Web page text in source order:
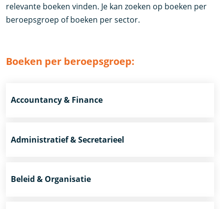
relevante boeken vinden. Je kan zoeken op boeken per
beroepsgroep of boeken per sector.
Boeken per beroepsgroep:
Accountancy & Finance
Administratief & Secretarieel
Beleid & Organisatie